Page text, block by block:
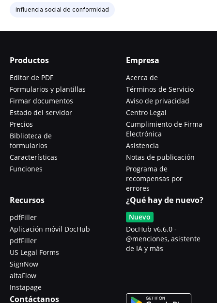
influencia social de conformidad
Productos
Editor de PDF
Formularios y plantillas
Firmar documentos
Estado del servidor
Precios
Biblioteca de
formularios
Características
Funciones
Empresa
Acerca de
Términos de Servicio
Aviso de privacidad
Centro Legal
Cumplimiento de Firma
Electrónica
Asistencia
Notas de publicación
Programa de
recompensas por
errores
Recursos
pdfFiller
Aplicación móvil DocHub
pdfFiller
US Legal Forms
SignNow
altaFlow
Instapage
¿Qué hay de nuevo?
Nuevo
DocHub v6.6.0 -
@menciones, asistente
de IA y más
Contáctanos